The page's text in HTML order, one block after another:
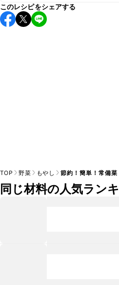
保存期間は冷蔵で2~3日が目安で
し上がりください。
このレシピをシェアする
TOP 野菜 もやし 節約！簡単！常備
同じ材料の人気ラン